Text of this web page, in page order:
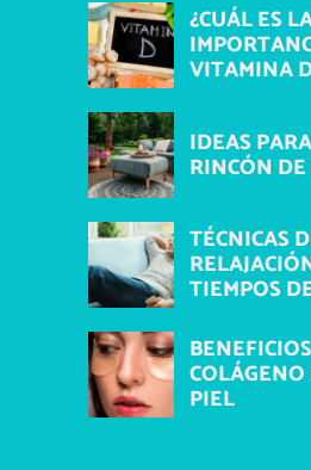
¿CUÁL ES
VITAMINA
IDEAS
RINCÓN
TÉCNICAS
TIEMPOS
PIEL